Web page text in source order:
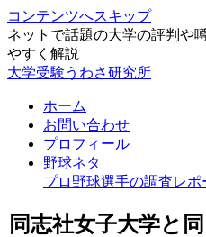
コンテンツへスキップ
ネットで話題の大学の評判や
やすく解説
大学受験うわさ研究所
ホーム
お問い合わせ
プロフィール
野球ネタ
プロ野球選手の調査レポ
同志社女子大学と